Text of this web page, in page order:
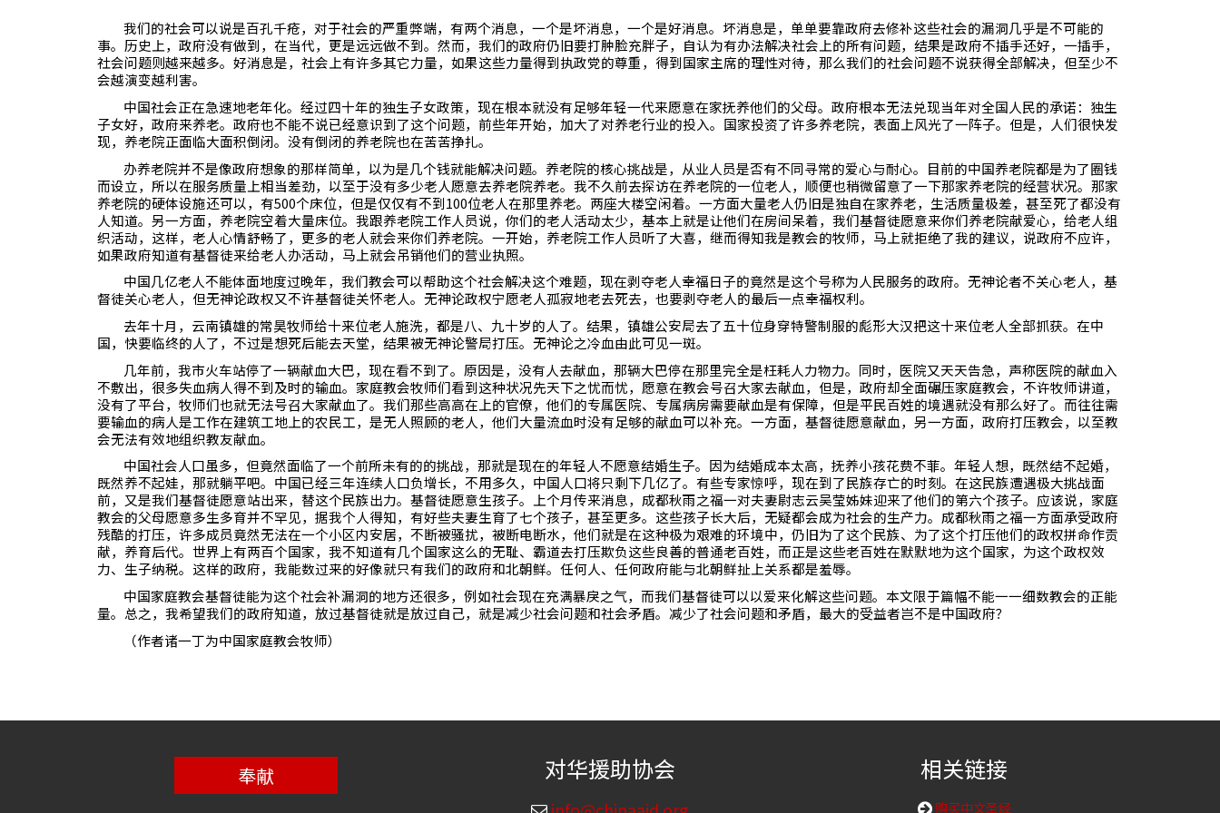
我们的社会可以说是百孔千疮，对于社会的严重弊端，有两个消息，一个是坏消息，一个是好消息。坏消息是，单单要靠政府去修补这些社会的漏洞几乎是不可能的
事。历史上，政府没有做到，在当代，更是远远做不到。然而，我们的政府仍旧要打肿脸充胖子，自认为有办法解决社会上的所有问题，结果是政府不插手还好，一插手，
社会问题则越来越多。好消息是，社会上有许多其它力量，如果这些力量得到执政党的尊重，得到国家主席的理性对待，那么我们的社会问题不说获得全部解决，但至少不
会越演变越利害。
中国社会正在急速地老年化。经过四十年的独生子女政策，现在根本就没有足够年轻一代来愿意在家抚养他们的父母。政府根本无法兑现当年对全国人民的承诺：独生
子女好，政府来养老。政府也不能不说已经意识到了这个问题，前些年开始，加大了对养老行业的投入。国家投资了许多养老院，表面上风光了一阵子。但是，人们很快发
现，养老院正面临大面积倒闭。没有倒闭的养老院也在苦苦挣扎。
办养老院并不是像政府想象的那样简单，以为是几个钱就能解决问题。养老院的核心挑战是，从业人员是否有不同寻常的爱心与耐心。目前的中国养老院都是为了圈钱
而设立，所以在服务质量上相当差劲，以至于没有多少老人愿意去养老院养老。我不久前去探访在养老院的一位老人，顺便也稍微留意了一下那家养老院的经营状况。那家
养老院的硬体设施还可以，有500个床位，但是仅仅有不到100位老人在那里养老。两座大楼空闲着。一方面大量老人仍旧是独自在家养老，生活质量极差，甚至死了都没有
人知道。另一方面，养老院空着大量床位。我跟养老院工作人员说，你们的老人活动太少，基本上就是让他们在房间呆着，我们基督徒愿意来你们养老院献爱心，给老人组
织活动，这样，老人心情舒畅了，更多的老人就会来你们养老院。一开始，养老院工作人员听了大喜，继而得知我是教会的牧师，马上就拒绝了我的建议，说政府不应许，
如果政府知道有基督徒来给老人办活动，马上就会吊销他们的营业执照。
中国几亿老人不能体面地度过晚年，我们教会可以帮助这个社会解决这个难题，现在剥夺老人幸福日子的竟然是这个号称为人民服务的政府。无神论者不关心老人，基
督徒关心老人，但无神论政权又不许基督徒关怀老人。无神论政权宁愿老人孤寂地老去死去，也要剥夺老人的最后一点幸福权利。
去年十月，云南镇雄的常昊牧师给十来位老人施洗，都是八、九十岁的人了。结果，镇雄公安局去了五十位身穿特警制服的彪形大汉把这十来位老人全部抓获。在中
国，快要临终的人了，不过是想死后能去天堂，结果被无神论警局打压。无神论之冷血由此可见一斑。
几年前，我市火车站停了一辆献血大巴，现在看不到了。原因是，没有人去献血，那辆大巴停在那里完全是枉耗人力物力。同时，医院又天天告急，声称医院的献血入
不敷出，很多失血病人得不到及时的输血。家庭教会牧师们看到这种状况先天下之忧而忧，愿意在教会号召大家去献血，但是，政府却全面碾压家庭教会，不许牧师讲道，
没有了平台，牧师们也就无法号召大家献血了。我们那些高高在上的官僚，他们的专属医院、专属病房需要献血是有保障，但是平民百姓的境遇就没有那么好了。而往往需
要输血的病人是工作在建筑工地上的农民工，是无人照顾的老人，他们大量流血时没有足够的献血可以补充。一方面，基督徒愿意献血，另一方面，政府打压教会，以至教
会无法有效地组织教友献血。
中国社会人口虽多，但竟然面临了一个前所未有的的挑战，那就是现在的年轻人不愿意结婚生子。因为结婚成本太高，抚养小孩花费不菲。年轻人想，既然结不起婚，
既然养不起娃，那就躺平吧。中国已经三年连续人口负增长，不用多久，中国人口将只剩下几亿了。有些专家惊呼，现在到了民族存亡的时刻。在这民族遭遇极大挑战面
前，又是我们基督徒愿意站出来，替这个民族出力。基督徒愿意生孩子。上个月传来消息，成都秋雨之福一对夫妻尉志云吴莹姊妹迎来了他们的第六个孩子。应该说，家庭
教会的父母愿意多生多育并不罕见，据我个人得知，有好些夫妻生育了七个孩子，甚至更多。这些孩子长大后，无疑都会成为社会的生产力。成都秋雨之福一方面承受政府
残酷的打压，许多成员竟然无法在一个小区内安居，不断被骚扰，被断电断水，他们就是在这种极为艰难的环境中，仍旧为了这个民族、为了这个打压他们的政权拼命作贡
献，养育后代。世界上有两百个国家，我不知道有几个国家这么的无耻、霸道去打压欺负这些良善的普通老百姓，而正是这些老百姓在默默地为这个国家，为这个政权效
力、生子纳税。这样的政府，我能数过来的好像就只有我们的政府和北朝鲜。任何人、任何政府能与北朝鲜扯上关系都是羞辱。
中国家庭教会基督徒能为这个社会补漏洞的地方还很多，例如社会现在充满暴戾之气，而我们基督徒可以以爱来化解这些问题。本文限于篇幅不能一一细数教会的正能
量。总之，我希望我们的政府知道，放过基督徒就是放过自己，就是减少社会问题和社会矛盾。减少了社会问题和矛盾，最大的受益者岂不是中国政府？
（作者诸一丁为中国家庭教会牧师）
奉献 对华援助协会 相关链接
购买中文圣经